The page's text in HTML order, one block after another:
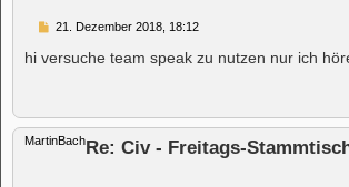
B
i
21. Dezember 2018, 18:12
hi versuche team speak zu nutzen nur ich
MartinBachRe: Civ - Freitags-